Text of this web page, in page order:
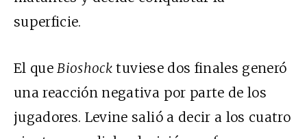
superficie.
El queBioshock tuviese dos finales generó
una reacción negativa por parte de los
jugadores. Levine salió a decir a los cuatro